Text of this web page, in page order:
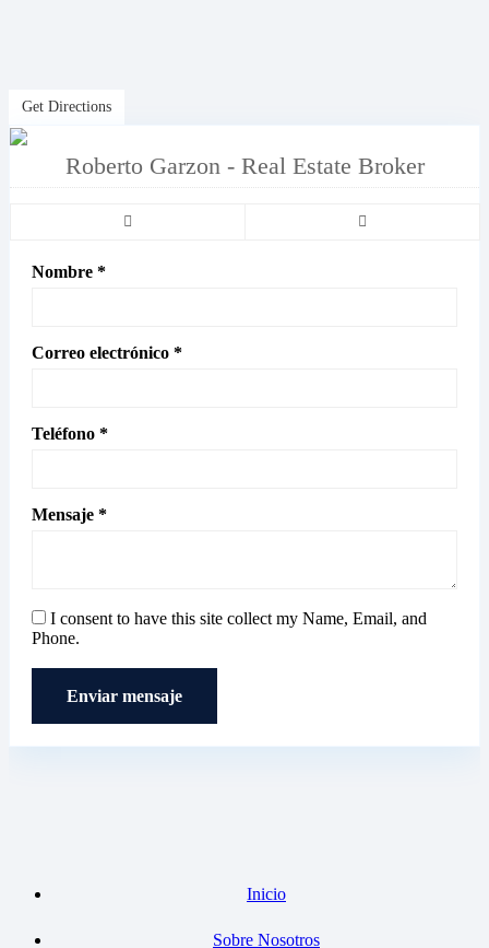
Get Directions
Roberto Garzon - Real Estate Broker
Nombre *
Correo electrónico *
Teléfono *
Mensaje *
I consent to have this site collect my Name, Email, and
Phone.
Enviar mensaje
Inicio
Sobre Nosotros